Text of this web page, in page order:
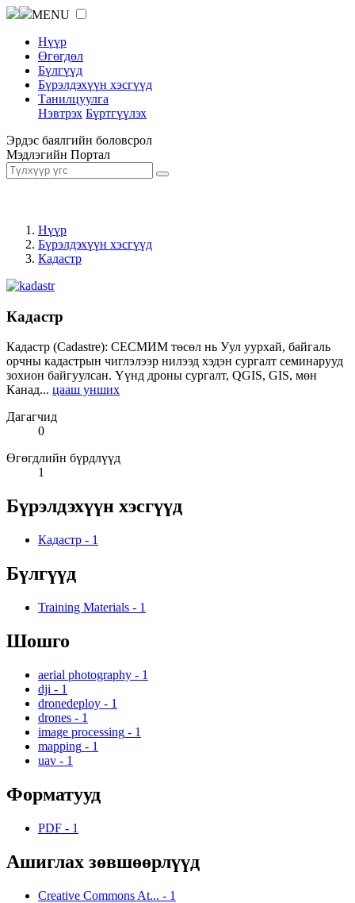
MENU
Нүүр
Өгөгдөл
Бүлгүүд
Бүрэлдэхүүн хэсгүүд
Танилцуулга
Нэвтрэх Бүртгүүлэх
Эрдэс баялгийн боловсрол
Мэдлэгийн Портал
Нүүр
Бүрэлдэхүүн хэсгүүд
Кадастр
Кадастр
Кадастр (Cadastre): СЕСМИМ төсөл нь Уул уурхай, байгаль
орчны кадастрын чиглэлээр нилээд хэдэн сургалт семинарууд
зохион байгуулсан. Үүнд дроны сургалт, QGIS, GIS, мөн
Канад... цааш унших
Дагагчид
0
Өгөгдлийн бүрдлүүд
1
Бүрэлдэхүүн хэсгүүд
Кадастр - 1
Бүлгүүд
Training Materials - 1
Шошго
aerial photography - 1
dji - 1
dronedeploy - 1
drones - 1
image processing - 1
mapping - 1
uav - 1
Форматууд
PDF - 1
Ашиглах зөвшөөрлүүд
Creative Commons At... - 1